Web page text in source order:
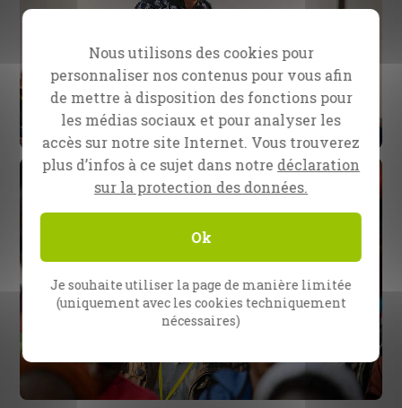
Nous utilisons des cookies pour
personnaliser nos contenus pour vous afin
de mettre à disposition des fonctions pour
les médias sociaux et pour analyser les
accès sur notre site Internet. Vous trouverez
plus d’infos à ce sujet dans notre déclaration
sur la protection des données.
Ok
Je souhaite utiliser la page de manière limitée
(uniquement avec les cookies techniquement
nécessaires)